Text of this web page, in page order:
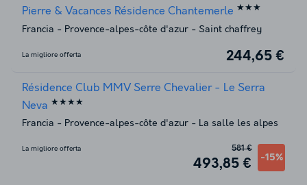
Pierre & Vacances Résidence Chantemerle ★★★
Francia - Provence-alpes-côte d'azur - Saint chaffrey
La migliore offerta 244,65 €
Résidence Club MMV Serre Chevalier - Le Serra
Neva ★★★★
Francia - Provence-alpes-côte d'azur - La salle les alpes
La migliore offerta
493,85 € -15%
581 €